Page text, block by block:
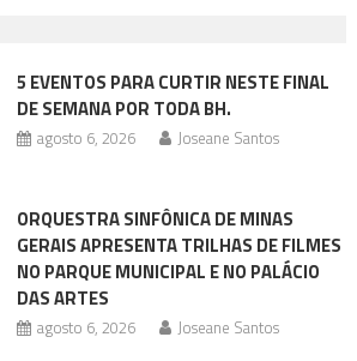
5 EVENTOS PARA CURTIR NESTE FINAL
DE SEMANA POR TODA BH.
agosto 6, 2026 Joseane Santos
ORQUESTRA SINFÔNICA DE MINAS
GERAIS APRESENTA TRILHAS DE FILMES
NO PARQUE MUNICIPAL E NO PALÁCIO
DAS ARTES
agosto 6, 2026 Joseane Santos